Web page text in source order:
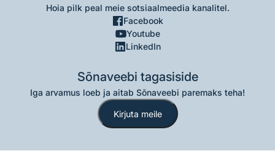
Hoia pilk peal meie sotsiaalmeedia kanalitel.
Facebook
Youtube
LinkedIn
Sõnaveebi tagasiside
Iga arvamus loeb ja aitab Sõnaveebi paremaks teha!
Kirjuta meile